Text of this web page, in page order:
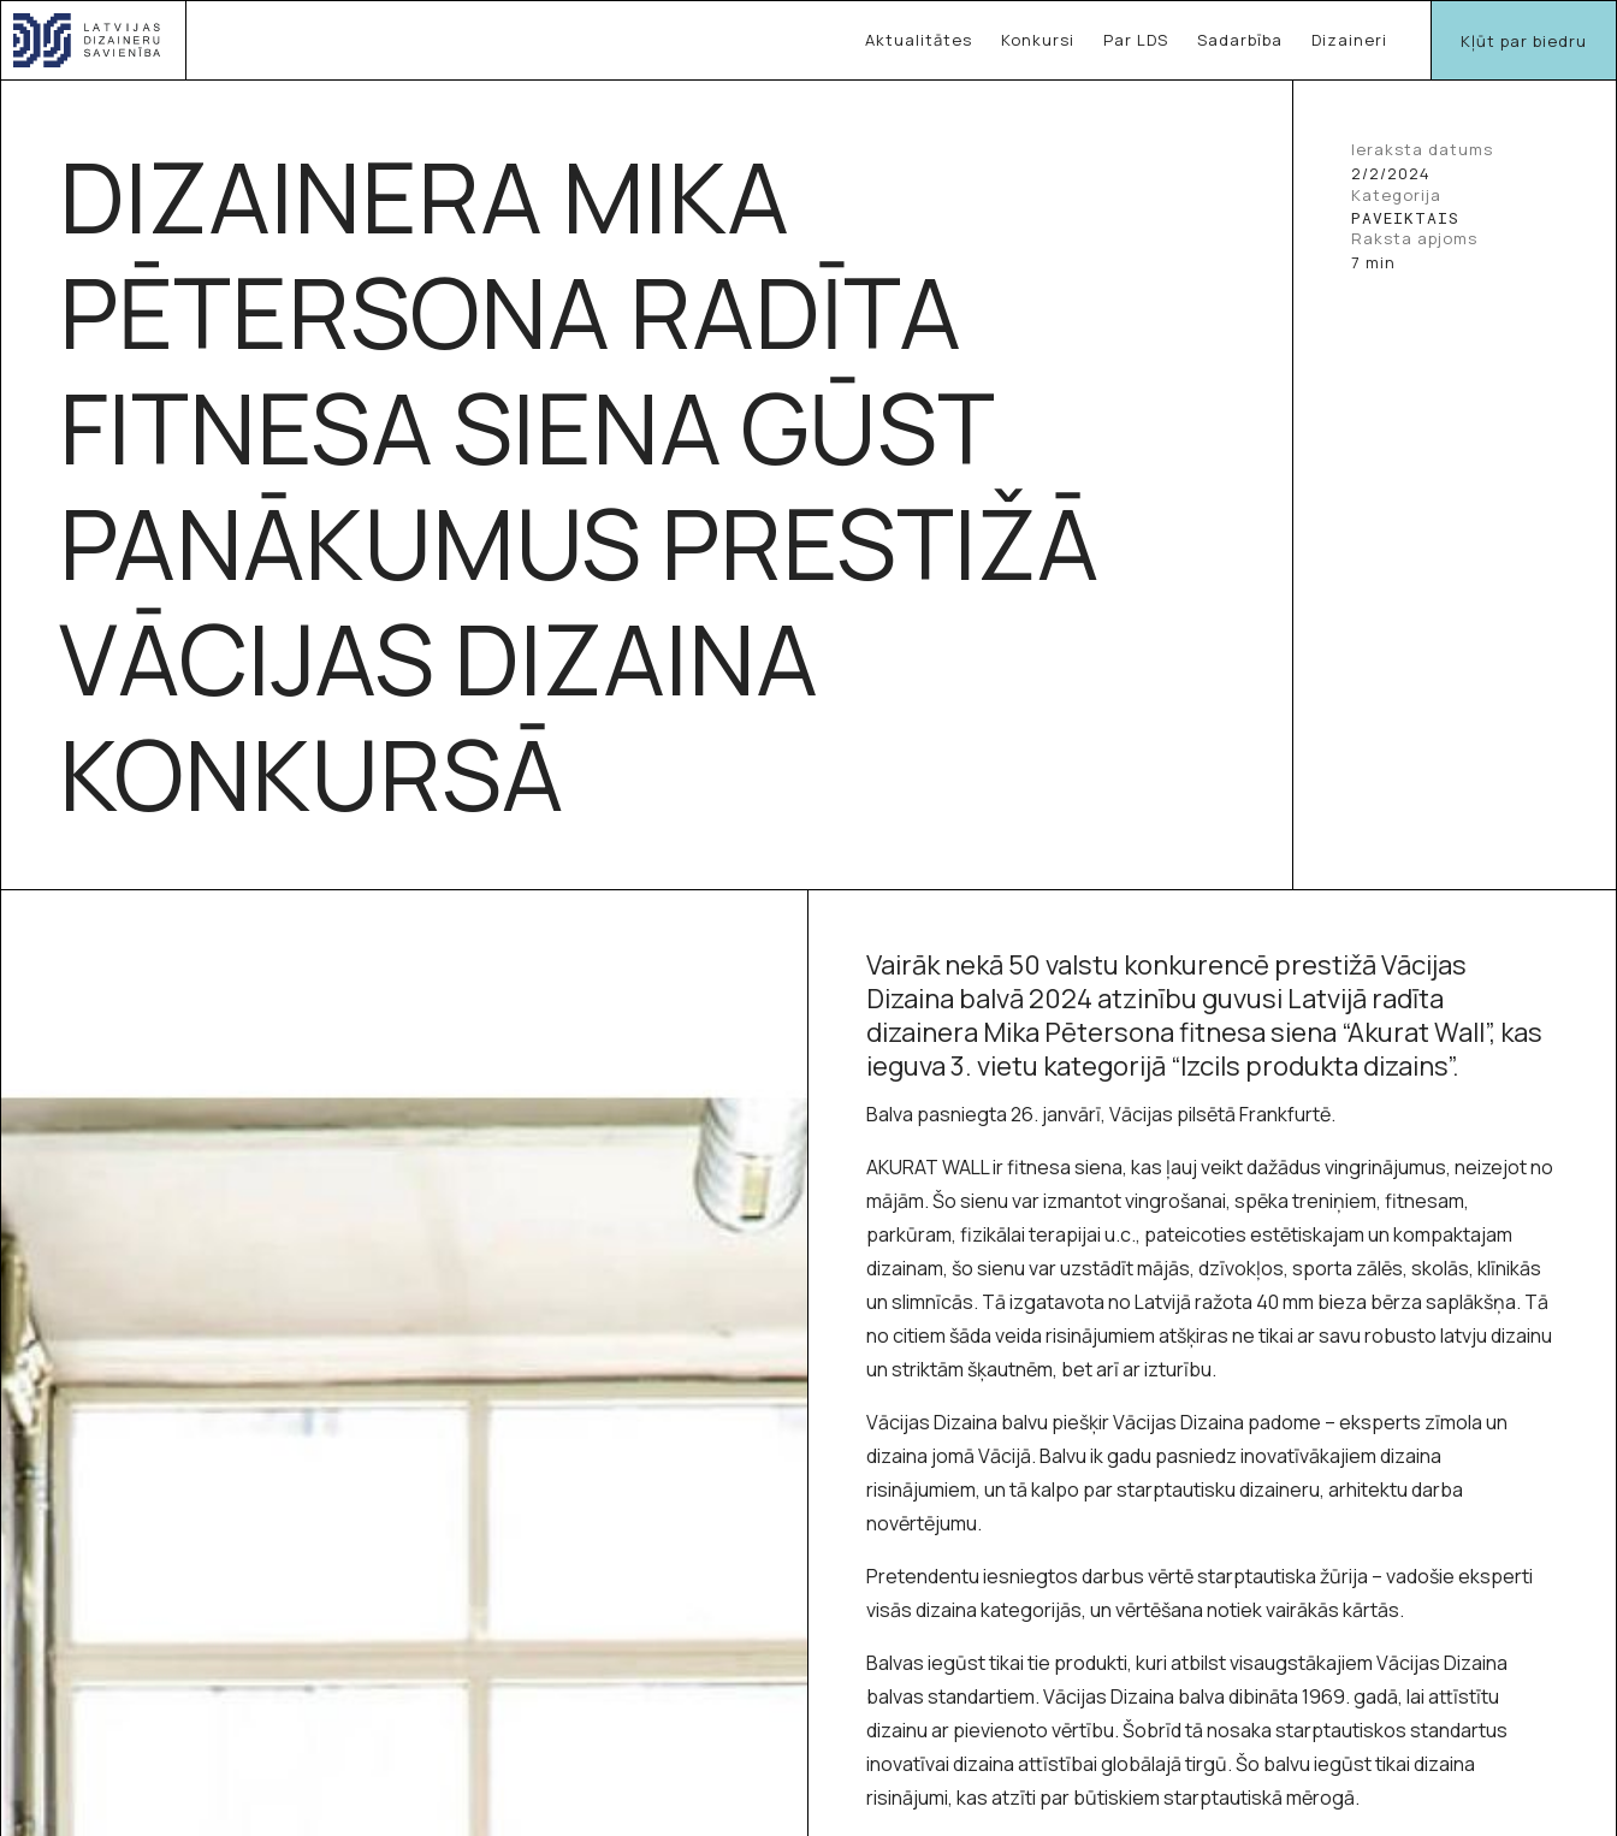
Aktualitātes Konkursi Par LDS Sadarbība Dizaineri Kļūt par biedru
DIZAINERA MIKA
PĒTERSONA RADĪTA
FITNESA SIENA GŪST
PANĀKUMUS PRESTIŽĀ
VĀCIJAS DIZAINA
KONKURSĀ
Ieraksta datums
2/2/2024
Kategorija
PAVEIKTAIS
Raksta apjoms
7 min
Vairāk nekā 50 valstu konkurencē prestižā Vācijas
Dizaina balvā 2024 atzinību guvusi Latvijā radīta
dizainera Mika Pētersona fitnesa siena “Akurat Wall”, kas
ieguva 3. vietu kategorijā “Izcils produkta dizains”.
Balva pasniegta 26. janvārī, Vācijas pilsētā Frankfurtē.
AKURAT WALL ir fitnesa siena, kas ļauj veikt dažādus vingrinājumus, neizejot no
mājām. Šo sienu var izmantot vingrošanai, spēka treniņiem, fitnesam,
parkūram, fizikālai terapijai u.c., pateicoties estētiskajam un kompaktajam
dizainam, šo sienu var uzstādīt mājās, dzīvokļos, sporta zālēs, skolās, klīnikās
un slimnīcās. Tā izgatavota no Latvijā ražota 40 mm bieza bērza saplākšņa. Tā
no citiem šāda veida risinājumiem atšķiras ne tikai ar savu robusto latvju dizainu
un striktām šķautnēm, bet arī ar izturību.
Vācijas Dizaina balvu piešķir Vācijas Dizaina padome – eksperts zīmola un
dizaina jomā Vācijā. Balvu ik gadu pasniedz inovatīvākajiem dizaina
risinājumiem, un tā kalpo par starptautisku dizaineru, arhitektu darba
novērtējumu.
Pretendentu iesniegtos darbus vērtē starptautiska žūrija – vadošie eksperti
visās dizaina kategorijās, un vērtēšana notiek vairākās kārtās.
Balvas iegūst tikai tie produkti, kuri atbilst visaugstākajiem Vācijas Dizaina
balvas standartiem. Vācijas Dizaina balva dibināta 1969. gadā, lai attīstītu
dizainu ar pievienoto vērtību. Šobrīd tā nosaka starptautiskos standartus
inovatīvai dizaina attīstībai globālajā tirgū. Šo balvu iegūst tikai dizaina
risinājumi, kas atzīti par būtiskiem starptautiskā mērogā.